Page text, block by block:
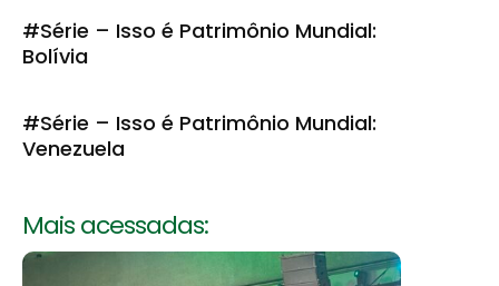
#Série – Isso é Patrimônio Mundial:
Bolívia
#Série – Isso é Patrimônio Mundial:
Venezuela
Mais acessadas: